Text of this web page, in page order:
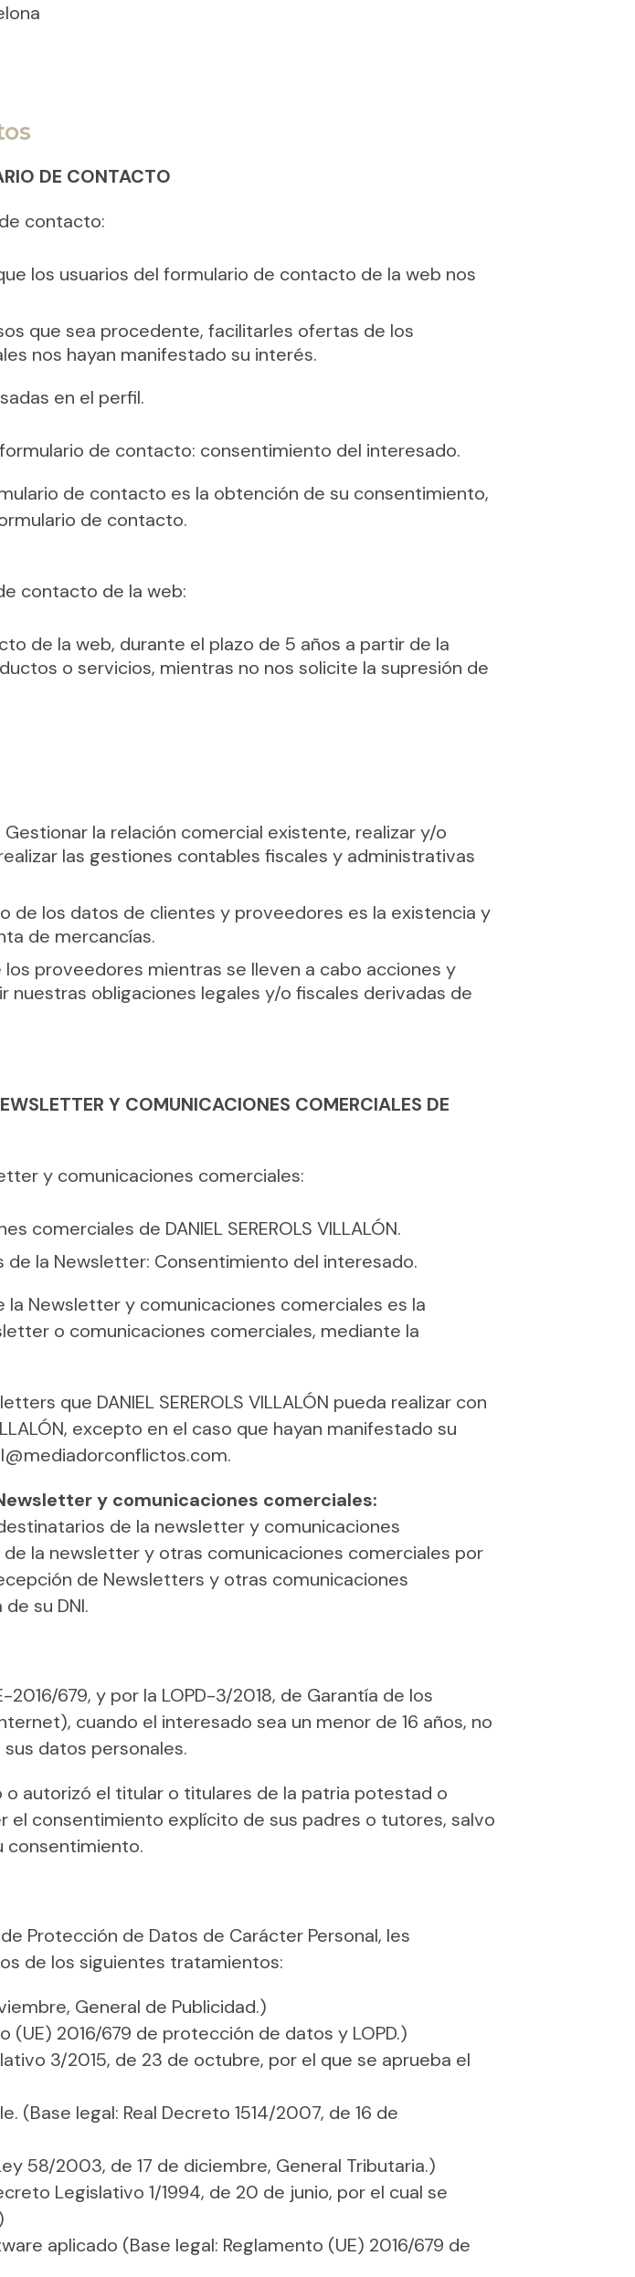
DE CONTACTO
contacto:
los usuarios del formulario de contacto de la web nos
que sea procedente, facilitarles ofertas de los
nos hayan manifestado su interés.
en el perfil.
de contacto: consentimiento del interesado.
de contacto es la obtención de su consentimiento,
de contacto.
contacto de la web:
de la web, durante el plazo de 5 años a partir de la
o servicios, mientras no nos solicite la supresión de
la relación comercial existente, realizar y/o
las gestiones contables fiscales y administrativas
de los datos de clientes y proveedores es la existencia y
de mercancías.
proveedores mientras se lleven a cabo acciones y
obligaciones legales y/o fiscales derivadas de
Y COMUNICACIONES COMERCIALES DE
y comunicaciones comerciales:
de DANIEL SEREROLS VILLALÓN.
la Newsletter: Consentimiento del interesado.
Newsletter y comunicaciones comerciales es la
o comunicaciones comerciales, mediante la
que DANIEL SEREROLS VILLALÓN pueda realizar con
excepto en el caso que hayan manifestado su
y comunicaciones comerciales:
destinatarios de la newsletter y comunicaciones
de la newsletter y otras comunicaciones comerciales por
de Newsletters y otras comunicaciones
su DNI.
679, y por la LOPD-3/2018, de Garantía de los
cuando el interesado sea un menor de 16 años, no
datos personales.
autorizó el titular o titulares de la patria potestad o
consentimiento explícito de sus padres o tutores, salvo
consentimiento.
Protección de Datos de Carácter Personal, les
de los siguientes tratamientos:
General de Publicidad.)
(UE) 2016/679 de protección de datos y LOPD.)
3/2015, de 23 de octubre, por el que se aprueba el
(Base legal: Real Decreto 1514/2007, de 16 de
58/2003, de 17 de diciembre, General Tributaria.)
Legislativo 1/1994, de 20 de junio, por el cual se
aplicado (Base legal: Reglamento (UE) 2016/679 de